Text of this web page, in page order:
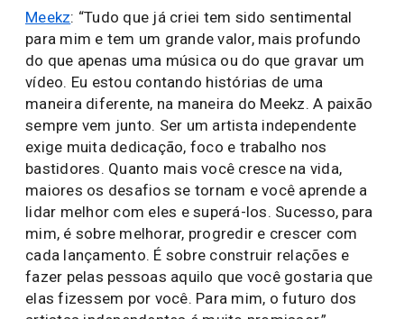
Meekz: “Tudo que já criei tem sido sentimental
para mim e tem um grande valor, mais profundo
do que apenas uma música ou do que gravar um
vídeo. Eu estou contando histórias de uma
maneira diferente, na maneira do Meekz. A paixão
sempre vem junto. Ser um artista independente
exige muita dedicação, foco e trabalho nos
bastidores. Quanto mais você cresce na vida,
maiores os desafios se tornam e você aprende a
lidar melhor com eles e superá-los. Sucesso, para
mim, é sobre melhorar, progredir e crescer com
cada lançamento. É sobre construir relações e
fazer pelas pessoas aquilo que você gostaria que
elas fizessem por você. Para mim, o futuro dos